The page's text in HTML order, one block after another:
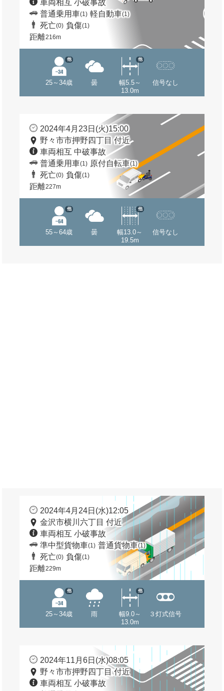
車両相互 小破事故
普通乗用車(1) 軽自動車(1)
死亡(0) 負傷(1)
距離216m
25～34歳
他
曇
幅5.5～
13.0m
他
信号なし
2024年4月23日(火)15:00
野々市市押野四丁目 付近
車両相互 中破事故
普通乗用車(1) 原付自転車(1)
死亡(0) 負傷(1)
距離227m
55～64歳
他
曇
幅13.0～
19.5m
他
信号なし
2024年4月24日(水)12:05
金沢市横川六丁目 付近
車両相互 小破事故
準中型貨物車(1) 普通貨物車(1)
死亡(0) 負傷(1)
距離229m
25～34歳
他
雨
幅9.0～
13.0m
他
３灯式信号
2024年11月6日(水)08:05
野々市市押野四丁目 付近
車両相互 小破事故